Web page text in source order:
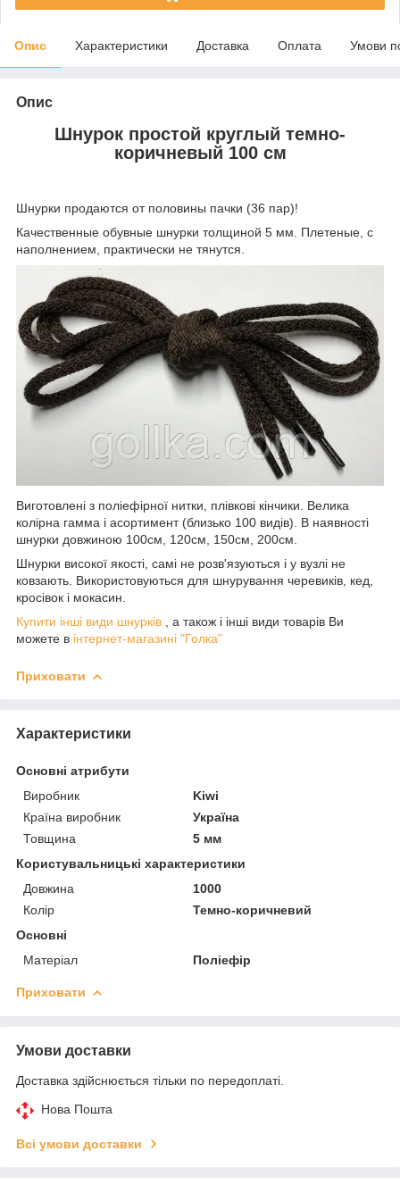
Опис Характеристики Доставка Оплата Умови
Опис
Шнурок простой круглый темно-
коричневый 100 см
Шнурки продаются от половины пачки (36 пар)!
Качественные обувные шнурки толщиной 5 мм. Плетеные, с
наполнением, практически не тянутся.
Виготовлені з поліефірної нитки, плівкові кінчики. Велика
колірна гамма і асортимент (близько 100 видів). В наявності
шнурки довжиною 100см, 120см, 150см, 200см.
Шнурки високої якості, самі не розв'язуються і у вузлі не
ковзають. Використовуються для шнурування черевиків, кед,
кросівок і мокасин.
Купити інші види шнурків , а також і інші види товарів Ви
можете в інтернет-магазині "Голка"
Приховати
Характеристики
Основні атрибути
Виробник
Kiwi
Країна виробник
Україна
Товщина
5 мм
Користувальницькі характеристики
Довжина
1000
Колір
Темно-коричневий
Основні
Матеріал
Поліефір
Приховати
Умови доставки
Доставка здійснюється тільки по передоплаті.
Нова Пошта
Всі умови доставки